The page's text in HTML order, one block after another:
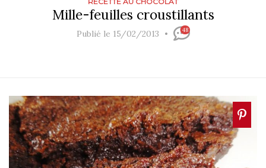
Mille-feuilles croustillants
Publié le 15/02/2013 48